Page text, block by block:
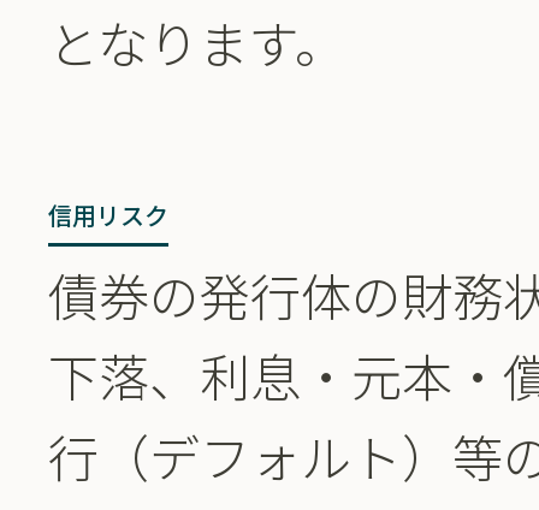
となります。
信用リスク
債券の発行体の財務
下落、利息・元本・
行（デフォルト）等